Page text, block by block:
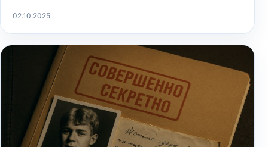
02.10.2025